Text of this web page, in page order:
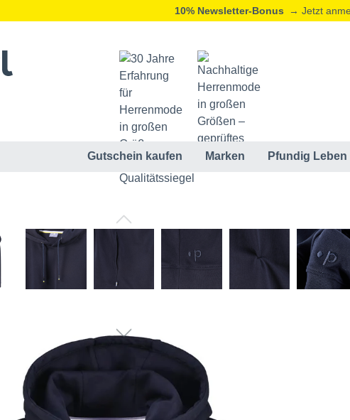
10% Newsletter-Bonus → Jetzt
Gutschein kaufen Marken Pfundig Leben